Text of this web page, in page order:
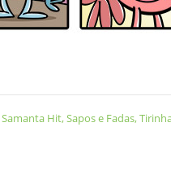
Samanta Hit,Sapos e Fadas,